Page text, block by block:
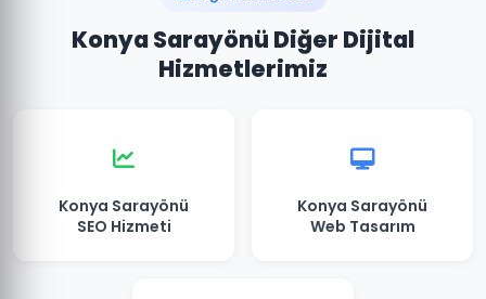
Konya Sarayönü Diğer Dijital
Hizmetlerimiz
Konya Sarayönü
SEO Hizmeti
Konya Sarayönü
Web Tasarım